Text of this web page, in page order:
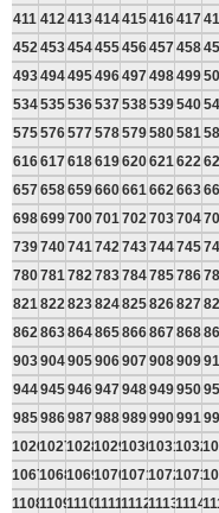
411 412 413414415416417
452 453454455456457458
493494495496497498499
534535536537538539540
575576577578579580581
616617618619620621 622
657658659660661 662 663
698699700701 702 703704
739740741 742 743744745
780781 782 783784785786
821 822 823824825826827
862 863864865866867868
903904905906907908909
944945946947948949950
985986987988989990991
1026102710281029103010311032
1067106810691070107110721073
1108110911101111111211131114